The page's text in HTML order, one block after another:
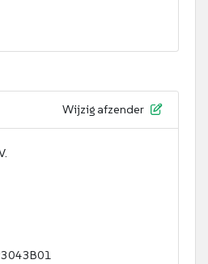
Wijzig afzender